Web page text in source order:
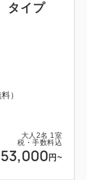
大人 2名 1 室
税・手数料込
53,000 円~
タイプ
）